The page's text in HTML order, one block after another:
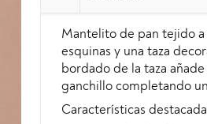
con
borde
ganchillo
bordado
Mantelito de pan tejido a
esquinas y una taza
bordado de la taza
ganchillo completando
Características